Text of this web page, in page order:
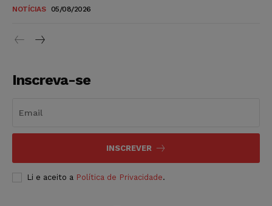
NOTÍCIAS 05/08/2026
Inscreva-se
INSCREVER
Li e aceito a Política de Privacidade.